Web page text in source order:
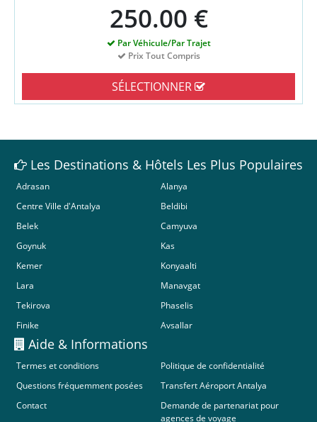
250.00 €
Par Véhicule/Par Trajet
Prix Tout Compris
SÉLECTIONNER
Les Destinations & Hôtels Les Plus Populaires
Adrasan
Alanya
Centre Ville d'Antalya
Beldibi
Belek
Camyuva
Goynuk
Kas
Kemer
Konyaalti
Lara
Manavgat
Tekirova
Phaselis
Finike
Avsallar
Aide & Informations
Termes et conditions
Politique de confidentialité
Questions fréquemment posées
Transfert Aéroport Antalya
Contact
Demande de partenariat pour
agences de voyage